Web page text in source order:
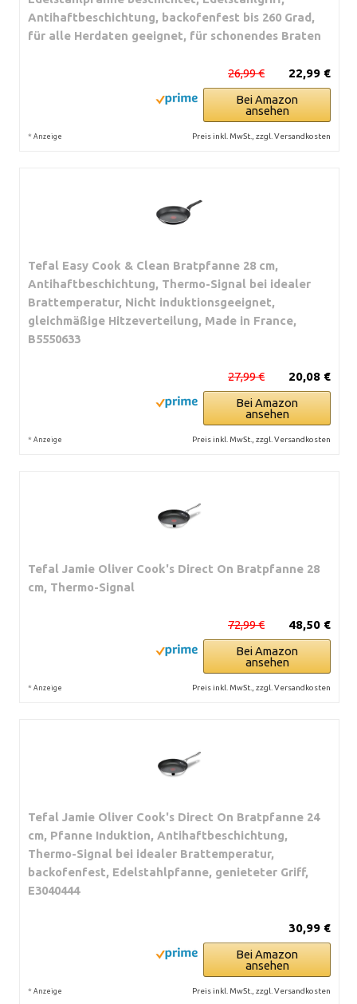
Antihaftbeschichtung, backofenfest bis 260 Grad,
für alle Herdaten geeignet, für schonendes Braten
22,99 €
26,99 €
Bei Amazon
ansehen
* Anzeige Preis inkl. MwSt., zzgl. Versandkosten
Tefal Easy Cook & Clean Bratpfanne 28 cm,
Antihaftbeschichtung, Thermo-Signal bei idealer
Brattemperatur, Nicht induktionsgeeignet,
gleichmäßige Hitzeverteilung, Made in France,
B5550633
20,08 €
27,99 €
Bei Amazon
ansehen
* Anzeige Preis inkl. MwSt., zzgl. Versandkosten
Tefal Jamie Oliver Cook's Direct On Bratpfanne 28
cm, Thermo-Signal
48,50 €
72,99 €
Bei Amazon
ansehen
* Anzeige Preis inkl. MwSt., zzgl. Versandkosten
Tefal Jamie Oliver Cook's Direct On Bratpfanne 24
cm, Pfanne Induktion, Antihaftbeschichtung,
Thermo-Signal bei idealer Brattemperatur,
backofenfest, Edelstahlpfanne, genieteter Griff,
E3040444
30,99 €
Bei Amazon
ansehen
* Anzeige Preis inkl. MwSt., zzgl. Versandkosten